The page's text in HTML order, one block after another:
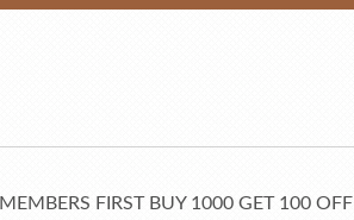
MEMBERS FIRST BUY 1000 GET 100 OFF